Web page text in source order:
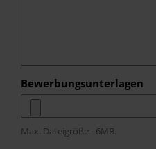
Bewerbungsunterlagen
Max. Dateigröße - 6MB.